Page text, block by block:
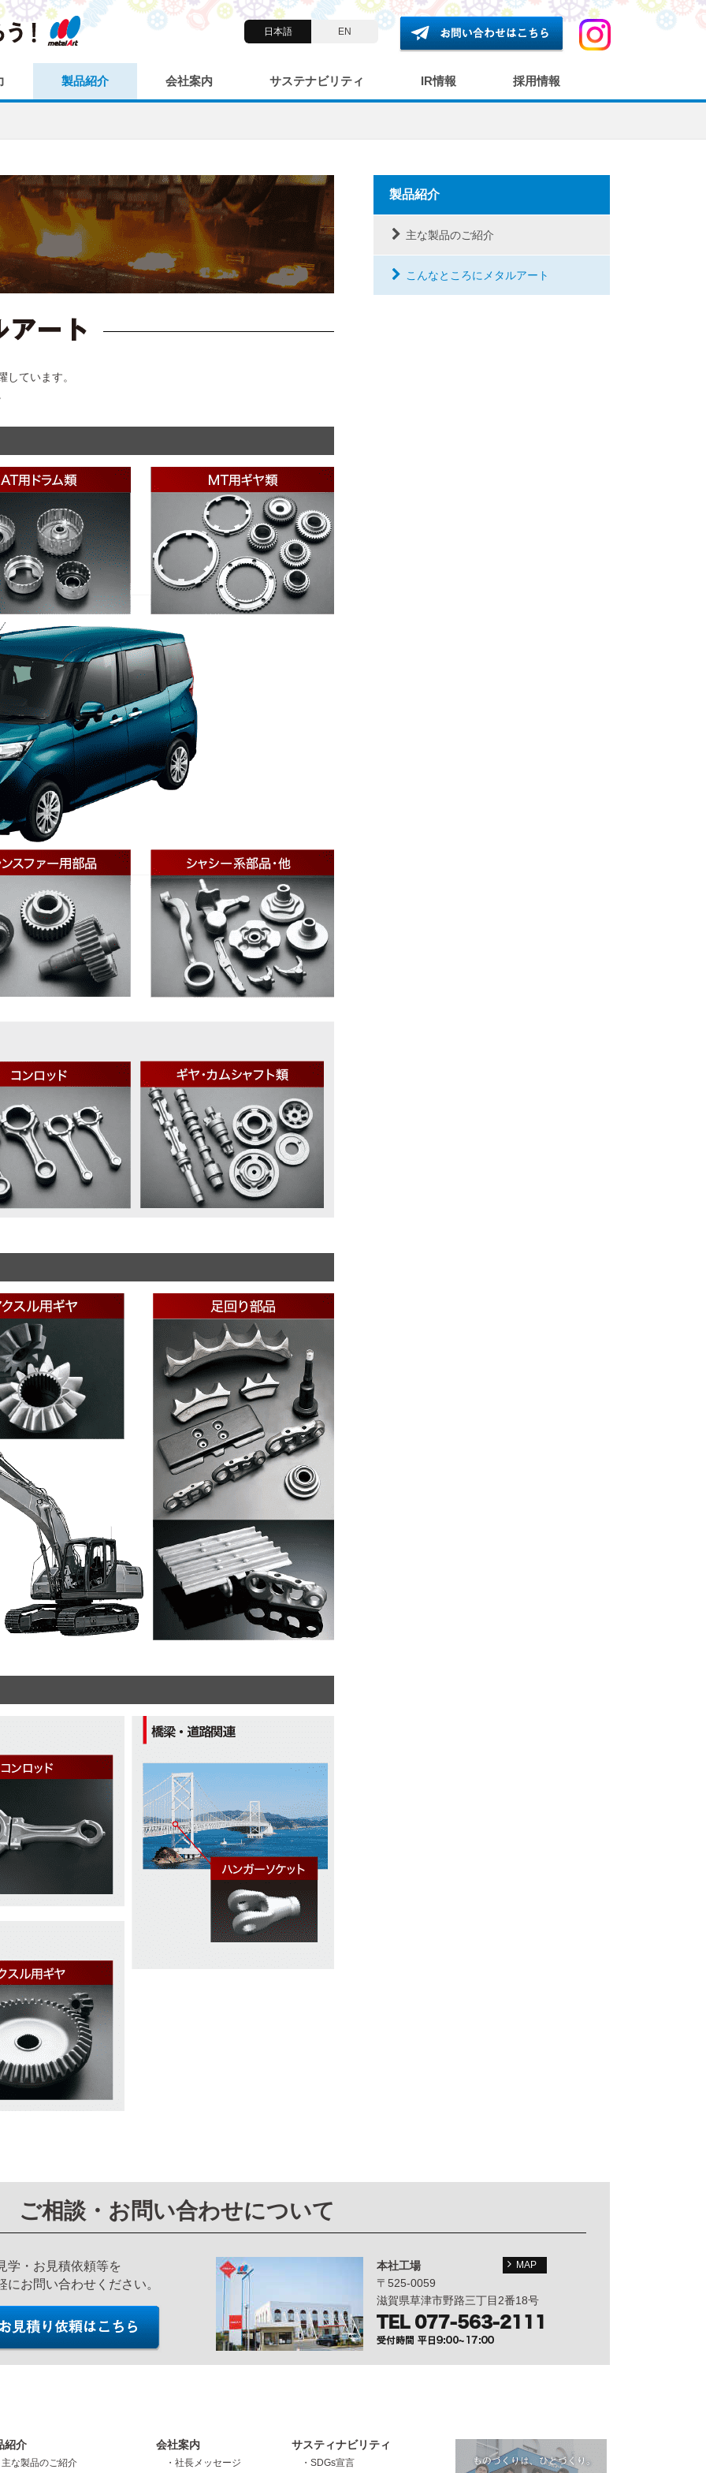
日本語 EN
製品紹介 会社案内 サステナビリティ IR情報 採用情報
ています。
製品紹介
主な製品のご紹介
こんなところにメタルアート
ご相談・お問い合わせについて
学・お見積依頼等を
お問い合わせください。
本社工場 MAP
〒525-0059
滋賀県草津市野路三丁目2番18号
紹介
な製品のご紹介
会社案内
・社長メッセージ
サスティナビリティ
・SDGs宣言